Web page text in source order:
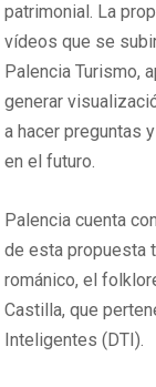
patrimonial. La
vídeos que se
Palencia Turismo,
generar
a hacer preguntas
en el futuro.
Palencia cuenta
de esta propuesta
románico, el
Castilla, que
Inteligentes (DTI).